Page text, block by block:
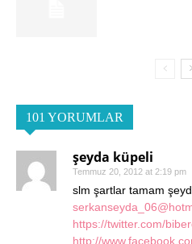
101 YORUMLAR
şeyda küpeli
Temmuz 20, 2012 at 2:19 pm
slm şartlar tamam
https://twitter.com/
http://